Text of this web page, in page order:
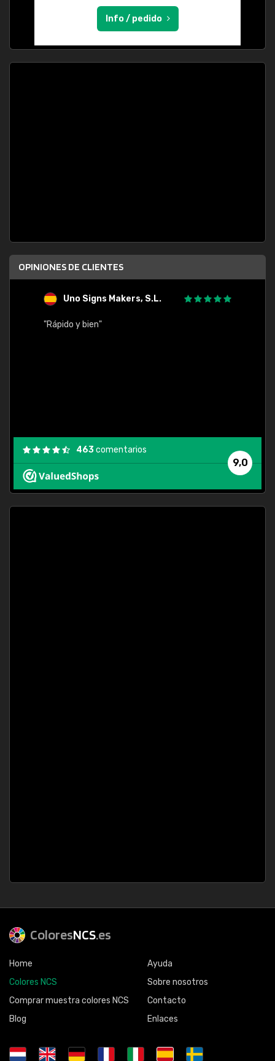
Info / pedido
OPINIONES DE CLIENTES
Uno Signs Makers, S.L.
"Rápido y bien"
9,0
463comentarios
ColoresNCS.es
Home
Colores NCS
Comprar muestra colores NCS
Blog
Ayuda
Sobre nosotros
Contacto
Enlaces